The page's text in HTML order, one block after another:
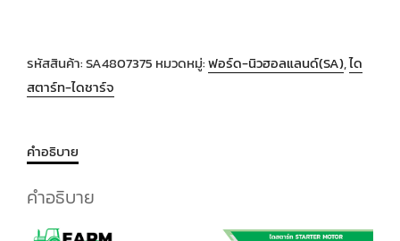
รหัสสินค้า:SA4807375 หมวดหมู่:ฟอร์ด-นิวฮอลแลนด์(SA),ได
สตาร์ท-ไดชาร์จ
คำอธิบาย
คำอธิบาย